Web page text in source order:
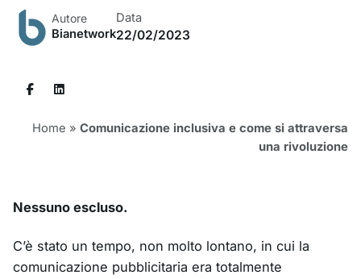
Autore
Bianetwork
Data
22/02/2023
Home » Comunicazione inclusiva e come si attraversa
una rivoluzione
Nessuno escluso.
C’è stato un tempo, non molto lontano, in cui la
comunicazione pubblicitaria era totalmente